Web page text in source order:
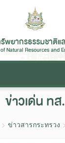
พยากรธรรมชาติแ
Natural Resources and
ข่าวเด่น ทส.
ข่าวสารกระทรวง